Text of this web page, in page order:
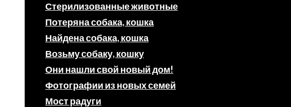
Стерилизованные животные
Потеряна собака, кошка
Найдена собака, кошка
Возьму собаку, кошку
Они нашли свой новый дом!
Фотографии из новых семей
Мост радуги